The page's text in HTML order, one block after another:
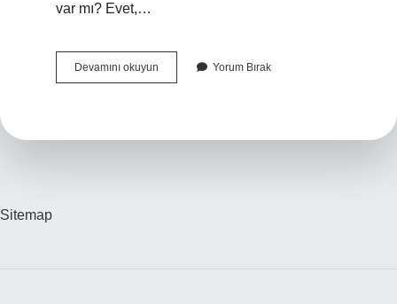
var mı? Evet,…
Devamını okuyun
Kaç
Yorum Bırak
Sitemap